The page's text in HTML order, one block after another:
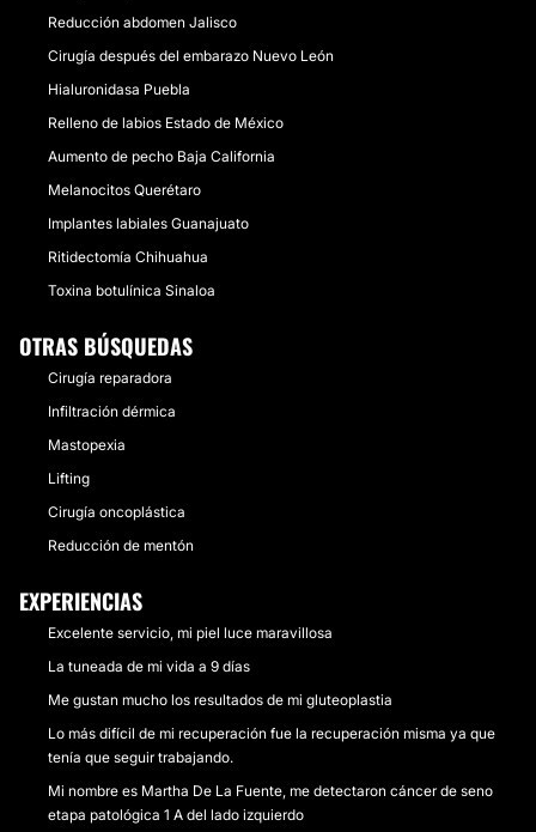
Reducción abdomen Jalisco
Cirugía después del embarazo Nuevo León
Hialuronidasa Puebla
Relleno de labios Estado de México
Aumento de pecho Baja California
Melanocitos Querétaro
Implantes labiales Guanajuato
Ritidectomía Chihuahua
Toxina botulínica Sinaloa
OTRAS BÚSQUEDAS
Cirugía reparadora
Infiltración dérmica
Mastopexia
Lifting
Cirugía oncoplástica
Reducción de mentón
EXPERIENCIAS
Excelente servicio, mi piel luce maravillosa
La tuneada de mi vida a 9 días
Me gustan mucho los resultados de mi gluteoplastia
Lo más difícil de mi recuperación fue la recuperación misma ya que
tenía que seguir trabajando.
Mi nombre es Martha De La Fuente, me detectaron cáncer de seno
etapa patológica 1 A del lado izquierdo